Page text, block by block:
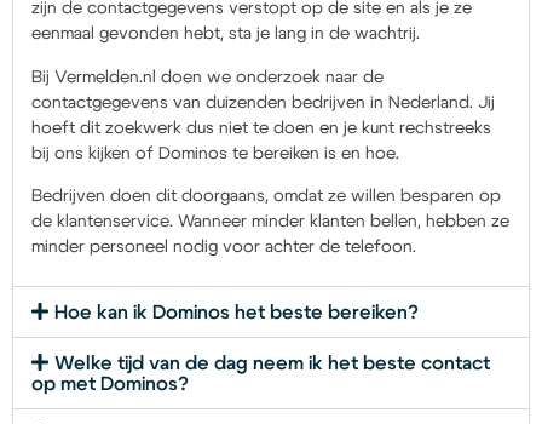
zijn de contactgegevens verstopt op de site en als je ze
eenmaal gevonden hebt, sta je lang in de wachtrij.
Bij Vermelden.nl doen we onderzoek naar de
contactgegevens van duizenden bedrijven in Nederland. Jij
hoeft dit zoekwerk dus niet te doen en je kunt rechstreeks
bij ons kijken of Dominos te bereiken is en hoe.
Bedrijven doen dit doorgaans, omdat ze willen besparen op
de klantenservice. Wanneer minder klanten bellen, hebben ze
minder personeel nodig voor achter de telefoon.
Hoe kan ik Dominos het beste bereiken?
Welke tijd van de dag neem ik het beste contact
op met Dominos?